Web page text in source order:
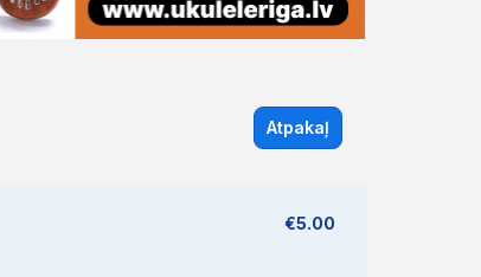
Atpakaļ
€5.00